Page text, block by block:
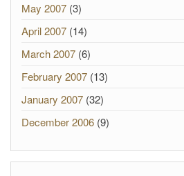
May 2007 (3)
April 2007 (14)
March 2007 (6)
February 2007 (13)
January 2007 (32)
December 2006 (9)